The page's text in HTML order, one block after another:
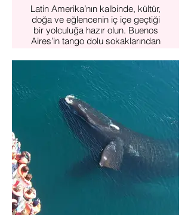
Latin Amerika’nın kalbinde, kültür,
doğa ve eğlencenin iç içe geçtiği
bir yolculuğa hazır olun. Buenos
Aires’in tango dolu sokaklarından
şelalelerine, Rio de Janeiro’nun
tropik rüyasına ve Sao Paulo’nun
modern kaosuna uzanan bu rota
size unutulmaz anılar bırakacak.
Daha fazlasını incele